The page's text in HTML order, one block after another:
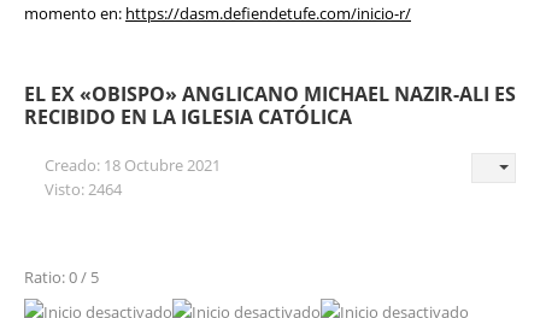
momento en: https://dasm.defiendetufe.com/inicio-r/
EL EX «OBISPO» ANGLICANO MICHAEL NAZIR-ALI ES
RECIBIDO EN LA IGLESIA CATÓLICA
Creado: 18 Octubre 2021
Visto: 2464
Ratio: 0 / 5